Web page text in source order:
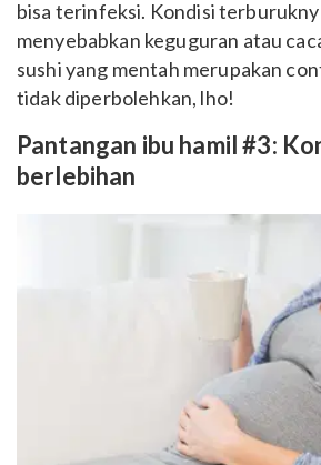
bisa terinfeksi. Kondisi
menyebabkan keguguran atau
sushi yang mentah merupakan
tidak diperbolehkan, lho!
Pantangan ibu hamil #3:
berlebihan